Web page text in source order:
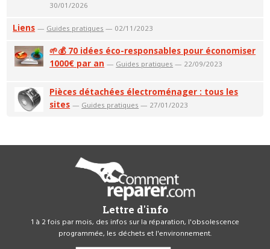
30/01/2026
Liens — Guides pratiques — 02/11/2023
🌱💰 70 idées éco-responsables pour économiser
1000€ par an — Guides pratiques — 22/09/2023
Pièces détachées électroménager : tous les
sites — Guides pratiques — 27/01/2023
Lettre d'info
1 à 2 fois par mois, des infos sur la réparation, l'obsolescence
programmée, les déchets et l'environnement.